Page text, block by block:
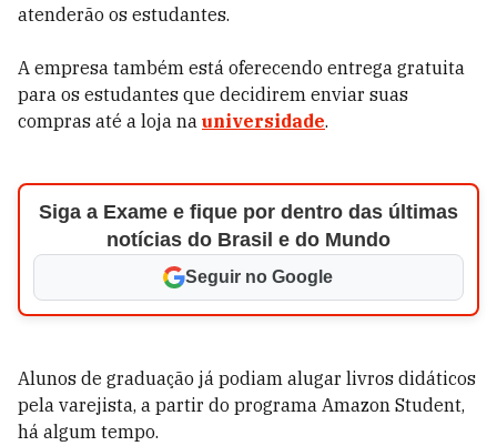
atenderão os estudantes.
A empresa também está oferecendo entrega gratuita
para os estudantes que decidirem enviar suas
compras até a loja na universidade.
Siga a Exame e fique por dentro das últimas
notícias do Brasil e do Mundo
Seguir no Google
Alunos de graduação já podiam alugar livros didáticos
pela varejista, a partir do programa Amazon Student,
há algum tempo.